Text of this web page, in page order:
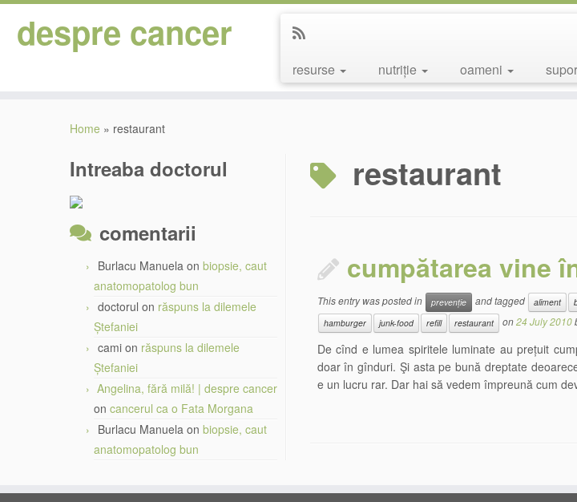
despre cancer
resurse nutriție oameni
Home » restaurant
Intreaba doctorul
comentarii
Burlacu Manuela on biopsie, caut
anatomopatolog bun
doctorul on răspuns la dilemele
Ștefaniei
cami on răspuns la dilemele
Ștefaniei
Angelina, fără milă! | despre cancer
on cancerul ca o Fata Morgana
Burlacu Manuela on biopsie, caut
anatomopatolog bun
restaurant
cumpătarea vine
This entry was posted in prevenție and tagged aliment
hamburger
junk-food refill restaurant on24 July 2010
De cînd e lumea spiritele luminate au prețuit
doar în gînduri. Şi asta pe bună dreptate
e un lucru rar. Dar hai să vedem împreună cum